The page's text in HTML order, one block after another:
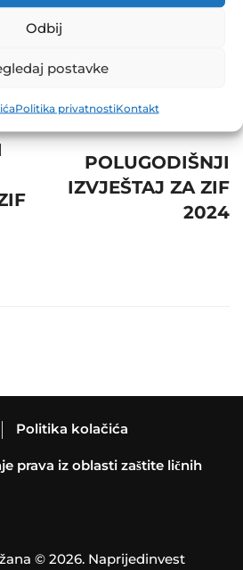
Odbij
postavke
Politika privatnostiKontakt
POLUGODIŠNJI
IZVJEŠTAJ ZA ZIF
2024
Politika kolačića
prava iz oblasti zaštite ličnih
© 2026. Naprijedinvest